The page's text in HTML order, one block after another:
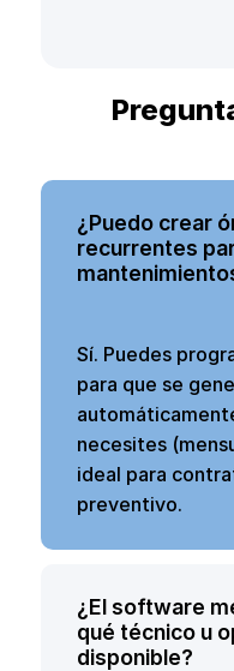
¿Puedo crear
recurrentes
Sí. Puedes
para que se
necesites
ideal para
preventivo.
¿El software
qué técnico u
disponible?